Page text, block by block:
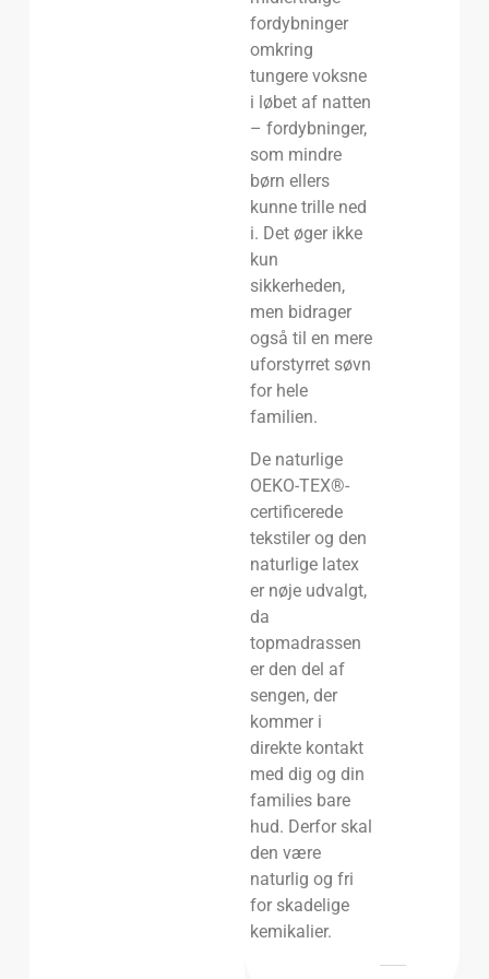
fordybninger
omkring
tungere voksne
i løbet af natten
– fordybninger,
som mindre
børn ellers
kunne trille ned
i. Det øger ikke
kun
sikkerheden,
men bidrager
også til en mere
uforstyrret søvn
for hele
familien.
De naturlige
OEKO-TEX®-
certificerede
tekstiler og den
naturlige latex
er nøje udvalgt,
da
topmadrassen
er den del af
sengen, der
kommer i
direkte kontakt
med dig og din
families bare
hud. Derfor skal
den være
naturlig og fri
for skadelige
kemikalier.